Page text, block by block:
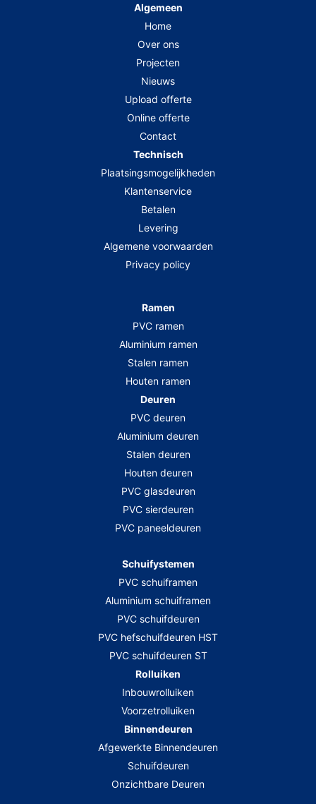
Algemeen
Home
Over ons
Projecten
Nieuws
Upload offerte
Online offerte
Contact
Technisch
Plaatsingsmogelijkheden
Klantenservice
Betalen
Levering
Algemene voorwaarden
Privacy policy
Ramen
PVC ramen
Aluminium ramen
Stalen ramen
Houten ramen
Deuren
PVC deuren
Aluminium deuren
Stalen deuren
Houten deuren
PVC glasdeuren
PVC sierdeuren
PVC paneeldeuren
Schuifystemen
PVC schuiframen
Aluminium schuiframen
PVC schuifdeuren
PVC hefschuifdeuren HST
PVC schuifdeuren ST
Rolluiken
Inbouwrolluiken
Voorzetrolluiken
Binnendeuren
Afgewerkte Binnendeuren
Schuifdeuren
Onzichtbare Deuren